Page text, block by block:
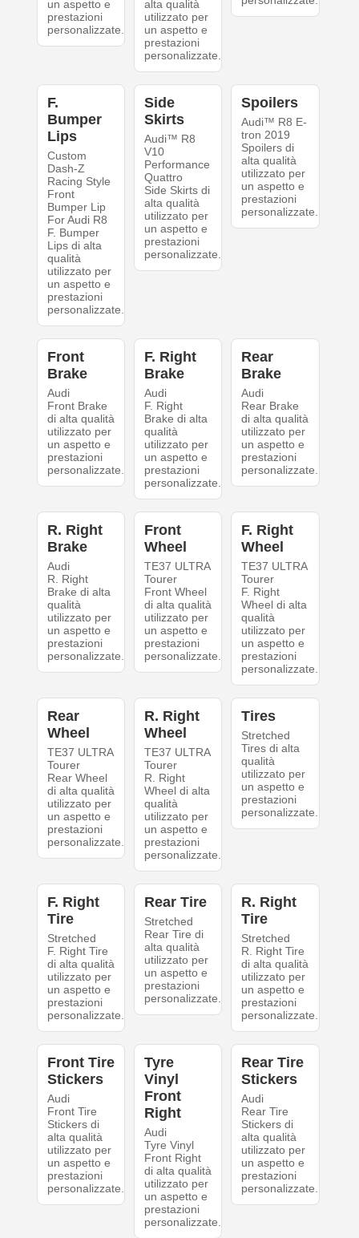
un aspetto e
prestazioni
personalizzate.
alta qualità
utilizzato per
un aspetto e
prestazioni
personalizzate.
F.
Bumper
Lips
Custom
Dash-Z
Racing Style
Front
Bumper Lip
For Audi R8
F. Bumper
Lips di alta
qualità
utilizzato per
un aspetto e
prestazioni
personalizzate.
Side
Skirts
Audi™ R8
V10
Performance
Quattro
Side Skirts di
alta qualità
utilizzato per
un aspetto e
prestazioni
personalizzate.
Spoilers
Audi™ R8 E-
tron 2019
Spoilers di
alta qualità
utilizzato per
un aspetto e
prestazioni
personalizzate.
Front
Brake
Audi
Front Brake
di alta qualità
utilizzato per
un aspetto e
prestazioni
personalizzate.
F. Right
Brake
Audi
F. Right
Brake di alta
qualità
utilizzato per
un aspetto e
prestazioni
personalizzate.
Rear
Brake
Audi
Rear Brake
di alta qualità
utilizzato per
un aspetto e
prestazioni
personalizzate.
R. Right
Brake
Audi
R. Right
Brake di alta
qualità
utilizzato per
un aspetto e
prestazioni
personalizzate.
Front
Wheel
TE37 ULTRA
Tourer
Front Wheel
di alta qualità
utilizzato per
un aspetto e
prestazioni
personalizzate.
F. Right
Wheel
TE37 ULTRA
Tourer
F. Right
Wheel di alta
qualità
utilizzato per
un aspetto e
prestazioni
personalizzate.
Rear
Wheel
TE37 ULTRA
Tourer
Rear Wheel
di alta qualità
utilizzato per
un aspetto e
prestazioni
personalizzate.
R. Right
Wheel
TE37 ULTRA
Tourer
R. Right
Wheel di alta
qualità
utilizzato per
un aspetto e
prestazioni
personalizzate.
Tires
Stretched
Tires di alta
qualità
utilizzato per
un aspetto e
prestazioni
personalizzate.
F. Right
Tire
Stretched
F. Right Tire
di alta qualità
utilizzato per
un aspetto e
prestazioni
personalizzate.
Rear Tire
Stretched
Rear Tire di
alta qualità
utilizzato per
un aspetto e
prestazioni
personalizzate.
R. Right
Tire
Stretched
R. Right Tire
di alta qualità
utilizzato per
un aspetto e
prestazioni
personalizzate.
Front Tire
Stickers
Audi
Front Tire
Stickers di
alta qualità
utilizzato per
un aspetto e
prestazioni
personalizzate.
Tyre
Vinyl
Front
Right
Audi
Tyre Vinyl
Front Right
di alta qualità
utilizzato per
un aspetto e
prestazioni
personalizzate.
Rear Tire
Stickers
Audi
Rear Tire
Stickers di
alta qualità
utilizzato per
un aspetto e
prestazioni
personalizzate.